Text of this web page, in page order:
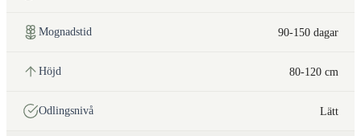
Mognadstid 90-150 dagar
Höjd 80-120 cm
Odlingsnivå Lätt